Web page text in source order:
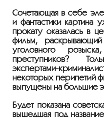
Сочетающая в себе
и фантастики картина
прокату оказалась в
фильм,
уголовного
преступников?
экспертами-
некоторых перипетий
выпущены на большие
Будет показана
вышедшая под